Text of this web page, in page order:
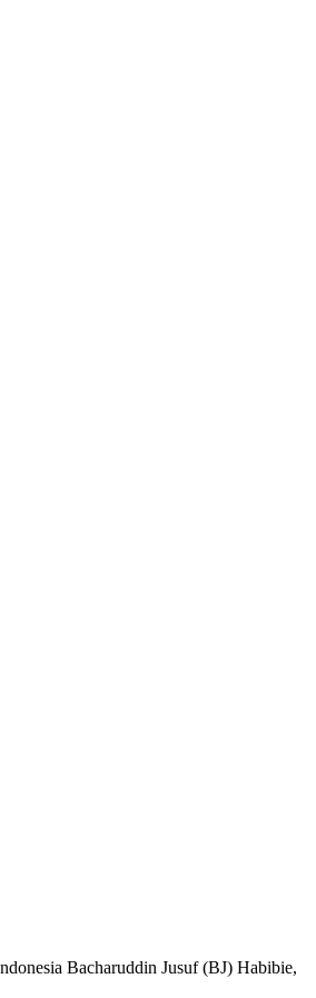
Bacharuddin Jusuf (BJ) Habibie,